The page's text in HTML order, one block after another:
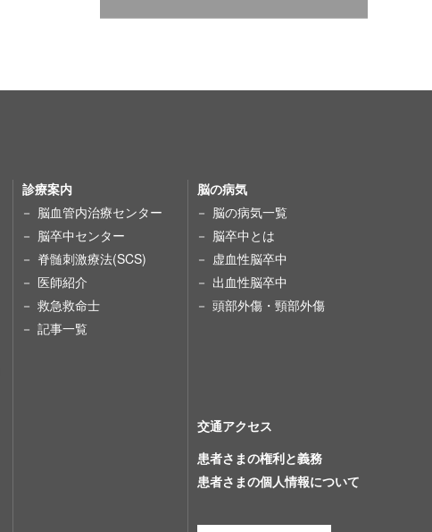
診療案内
脳血管内治療センター
脳卒中センター
脊髄刺激療法(SCS)
医師紹介
救急救命士
記事一覧
脳の病気
脳の病気一覧
脳卒中とは
虚血性脳卒中
出血性脳卒中
頭部外傷・頸部外傷
交通アクセス
患者さまの権利と義務
患者さまの個人情報について